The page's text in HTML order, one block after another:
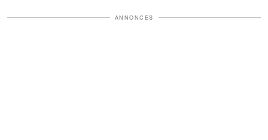
ANNONCES